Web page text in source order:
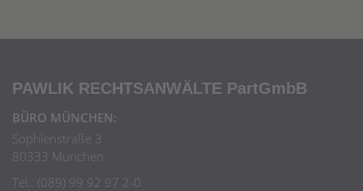
PAWLIK RECHTSANWÄLTE PartGmbB
BÜRO MÜNCHEN:
Sophienstraße 3
80333 München
Tel.: (089) 99 92 97 2-0